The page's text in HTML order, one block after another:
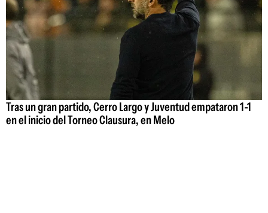
Tras un gran partido, Cerro Largo y Juventud empataron 1-1
en el inicio del Torneo Clausura, en Melo